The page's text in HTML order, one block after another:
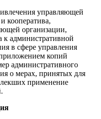
управляющей
кооператива,
организации,
к административной
в сфере управления
копий
административного
о мерах, принятых для
применение